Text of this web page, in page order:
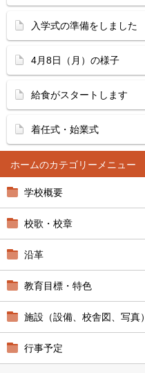
ホーム
学校概要
校歌・校章
沿革
教育目標・特色
施設（設備、校舎図、写真）
行事予定
入学式の準備をしました
4月8日（月）の様子
給食がスタートします
着任式・始業式